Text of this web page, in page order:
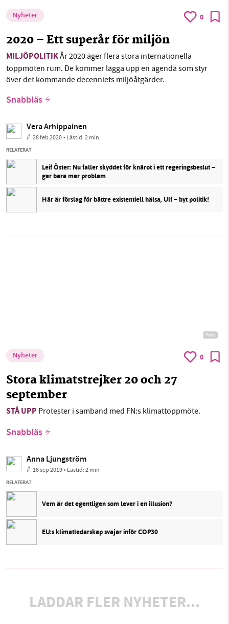
Nyheter 0
2020 – Ett superår för miljön
MILJÖPOLITIKÅr 2020 äger flera stora internationella
toppmöten rum. De kommer lägga upp en agenda som styr
över det kommande decenniets miljöåtgärder.
Snabbläs
Vera Arhippainen
28 feb 2020• Lästid:2 min
RELATERAT
Leif Öster: Nu faller skyddet för knärot i ett regeringsbeslut –
ger bara mer problem
Här är förslag för bättre existentiell hälsa, Ulf – byt politik!
Foto:
Nyheter 0
Stora klimatstrejker 20 och 27
september
STÅ UPP Protester i samband med FN:s klimattoppmöte.
Snabbläs
Anna Ljungström
16 sep 2019• Lästid:2 min
RELATERAT
Vem är det egentligen som lever i en illusion?
EU:s klimatledarskap svajar inför COP30
LADDAR FLER NYHETER...